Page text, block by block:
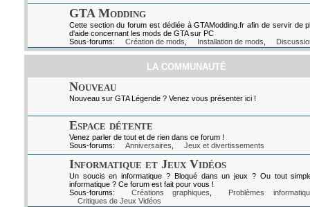
GTA Modding
Cette section du forum est dédiée à GTAModding.fr afin de servir de
d'aide concernant les mods de GTA sur PC
Sous-forums:
Création de mods Installation de mods
LA COMMUNAUTÉ
Nouveau
Nouveau sur GTA Légende ? Venez vous présenter ici !
Espace détente
Venez parler de tout et de rien dans ce forum !
Sous-forums:
Anniversaires Jeux et divertissements
Informatique et Jeux Vidéos
Un soucis en informatique ? Bloqué dans un jeux ? Ou tout
informatique ? Ce forum est fait pour vous !
Sous-forums:
Créations graphiques
Problèmes
Critiques de Jeux Vidéos